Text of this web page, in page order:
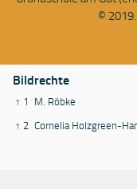
©
Bildrechte
↑ 1
M. Röbke
↑ 2 Cornelia Holzgreen-